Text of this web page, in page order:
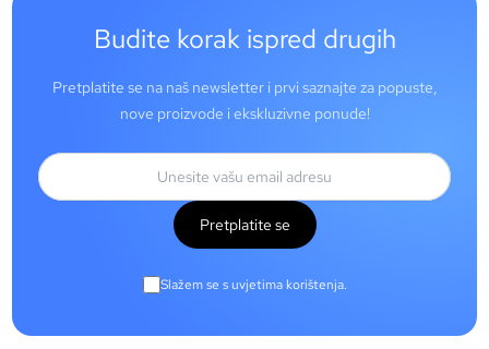
Budite korak ispred drugih
Pretplatite se na naš newsletter i prvi saznajte za popuste,
nove proizvode i ekskluzivne ponude!
Pretplatite se
Slažem se s uvjetima korištenja.